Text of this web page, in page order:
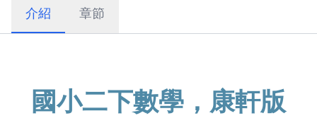
介紹 章節
國小二下數學，康軒版